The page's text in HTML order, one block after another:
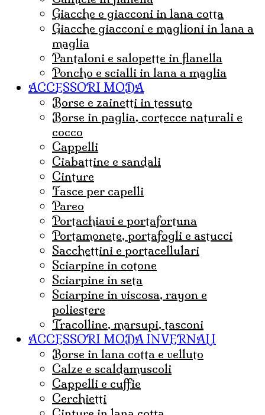
Giacche e giacconi in lana cotta
Giacche giacconi e maglioni in lana a
maglia
Pantaloni e salopette in flanella
Poncho e scialli in lana a maglia
ACCESSORI MODA
borse e zainetti in tessuto
borse in paglia, cortecce naturali e
cocco
Cappelli
ciabattine e sandali
cinture
fasce per capelli
pareo
portachiavi e portafortuna
portamonete, portafogli e astucci
sacchettini e portacellulari
sciarpine in cotone
sciarpine in seta
sciarpine in viscosa, rayon e
poliestere
tracolline, marsupi, tasconi
ACCESSORI MODA INVERNALI
borse in lana cotta e velluto
Calze e scaldamuscoli
cappelli e cuffie
Cerchietti